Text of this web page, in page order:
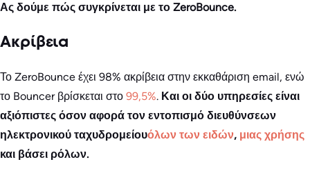
Ας δούμε πώς συγκρίνεται με το ZeroBounce.
Ακρίβεια
Το ZeroBounce έχει 98% ακρίβεια στην εκκαθάριση email, ενώ
το Bouncer βρίσκεται στο 99,5%. Και οι δύο υπηρεσίες είναι
αξιόπιστες όσον αφορά τον εντοπισμό διευθύνσεων
ηλεκτρονικού ταχυδρομείουόλων των ειδών, μιας χρήσης
και βάσει ρόλων.